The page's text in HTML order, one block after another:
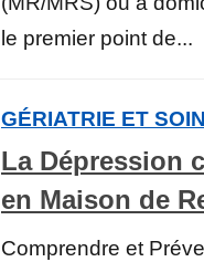
le premier point de...
GÉRIATRIE ET
La Dépression
en Maison de
Comprendre et